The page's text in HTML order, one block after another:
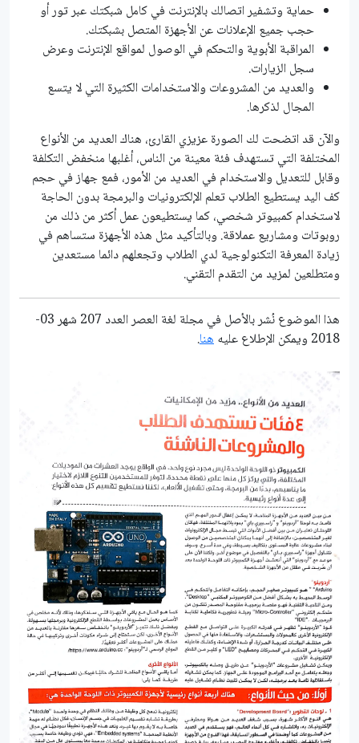
حماية وتشفير اتصالك بالإنترنت في كامل شبكتك عبر تور أو
حجب جميع الإعلانات عن الأجهزة المتصل بشبكتك.
المراقبة الأبوية والتحكم في الوصول لمواقع الإنترنت وعرض
سجل الزيارات.
والعديد من المشروعات والاستخدامات الكثيرة التي لا يتسع
المجال لذكرها.
والآن قد اتضحت لك الصورة عزيزي القارئ، هناك العديد من الأنواع
المختلفة التي تستهدف فئة معينة من الناس، أغلبها منخفض التكلفة
وقابل للتعديل والاستخدام في العديد من الأمور، فمع جهاز في حجم
كف اليد يستطيع الطلاب تعلم الإلكترونيات والبرمجة بدون الحاجة
لاستخدام كمبيوتر شخصي، كما يستطيعون عمل أكثر من ذلك من
روبوتات ومشاريع عملاقة. وبالتأكيد مثل هذه الأجهزة ستساهم في
زيادة المعرفة التكنولوجية لدي الطلاب وتجعلهم دائما مستعدين
ومتطلعين لمزيد من التقدم التقني.
هذا الموضوع نُشر باﻷصل في مجلة لغة العصر العدد 207 شهر 03-
2018 ويمكن الإطلاع عليه
هنا.